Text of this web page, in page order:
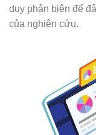
duy phản biện để
của nghiên cứu.